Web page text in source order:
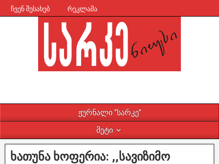
ჩვენ შესახებ რეკლამა
ჟურნალი ”სარკე”
მეტი
ხათუნა ხოფერია: ,,სავიზიმო